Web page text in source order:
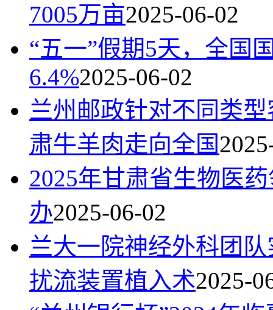
7005万亩2025-06-02
“五一”假期5天，全国
6.4%2025-06-02
兰州邮政针对不同类
肃牛羊肉走向全国
2025年甘肃省生物医
办2025-06-02
兰大一院神经外科团
扰流装置植入术2025-